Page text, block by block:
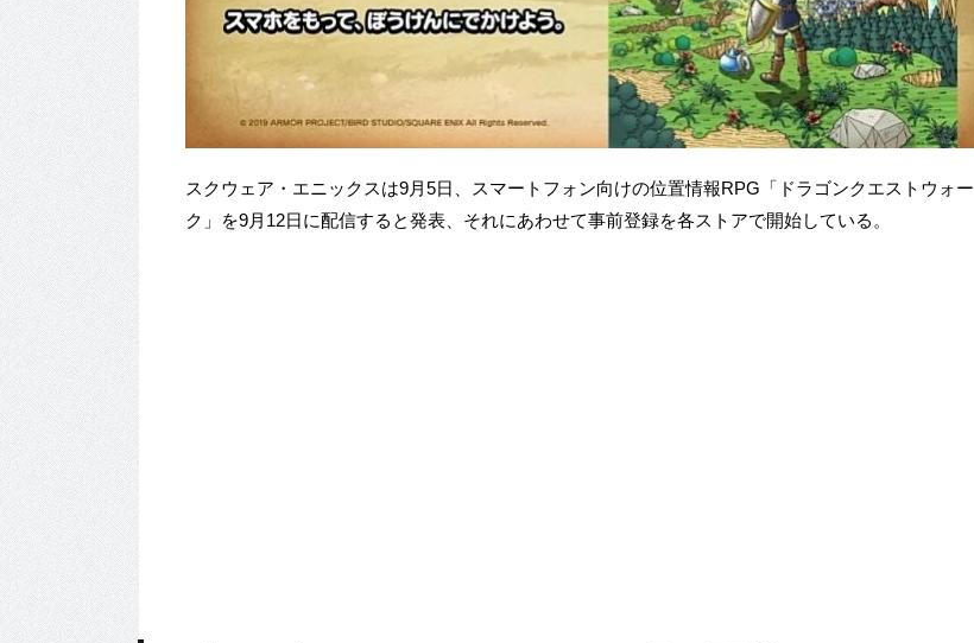
スクウェア・エニックスは9月5日、スマートフォン向けの位置情報RPG「ドラゴンクエストウォー
ク」を9月12日に配信すると発表、それにあわせて事前登録を各ストアで開始している。